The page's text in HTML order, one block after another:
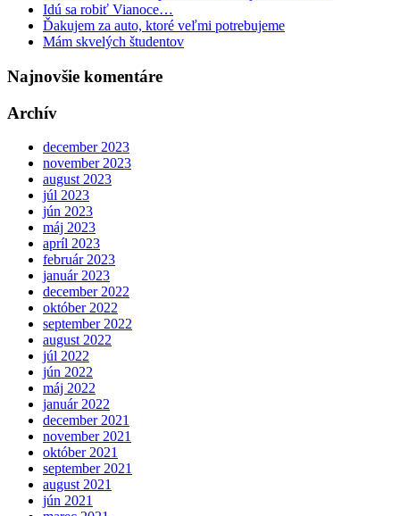
Idú sa robiť Vianoce…
Ďakujem za auto, ktoré veľmi potrebujeme
Mám skvelých študentov
Najnovšie komentáre
Archív
december 2023
november 2023
august 2023
júl 2023
jún 2023
máj 2023
apríl 2023
február 2023
január 2023
december 2022
október 2022
september 2022
august 2022
júl 2022
jún 2022
máj 2022
január 2022
december 2021
november 2021
október 2021
september 2021
august 2021
jún 2021